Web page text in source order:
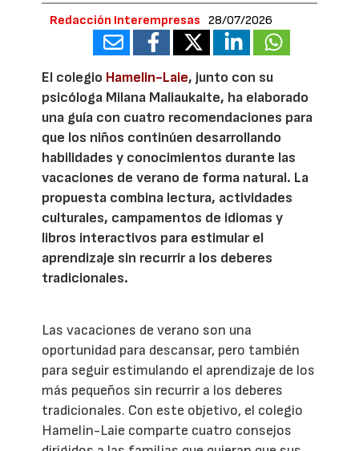
Redacción Interempresas 28/07/2026
El colegio Hamelin-Laie, junto con su
psicóloga Milana Maliaukaite, ha elaborado
una guía con cuatro recomendaciones para
que los niños continúen desarrollando
habilidades y conocimientos durante las
vacaciones de verano de forma natural. La
propuesta combina lectura, actividades
culturales, campamentos de idiomas y
libros interactivos para estimular el
aprendizaje sin recurrir a los deberes
tradicionales.
Las vacaciones de verano son una
oportunidad para descansar, pero también
para seguir estimulando el aprendizaje de los
más pequeños sin recurrir a los deberes
tradicionales. Con este objetivo, el colegio
Hamelin-Laie comparte cuatro consejos